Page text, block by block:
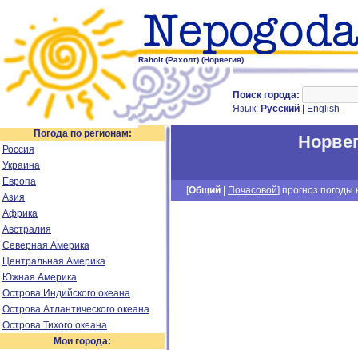
Raholt (Рахолт) (Норвегия)
Поиск города:
Язык: Русский English
Погода по регионам:
Россия
Украина
Европа
Азия
Африка
Австралия
Северная Америка
Центральная Америка
Южная Америка
Острова Индийского океана
Острова Атлантического океана
Острова Тихого океана
Мои города:
[Общий Почасовой] прогноз погоды